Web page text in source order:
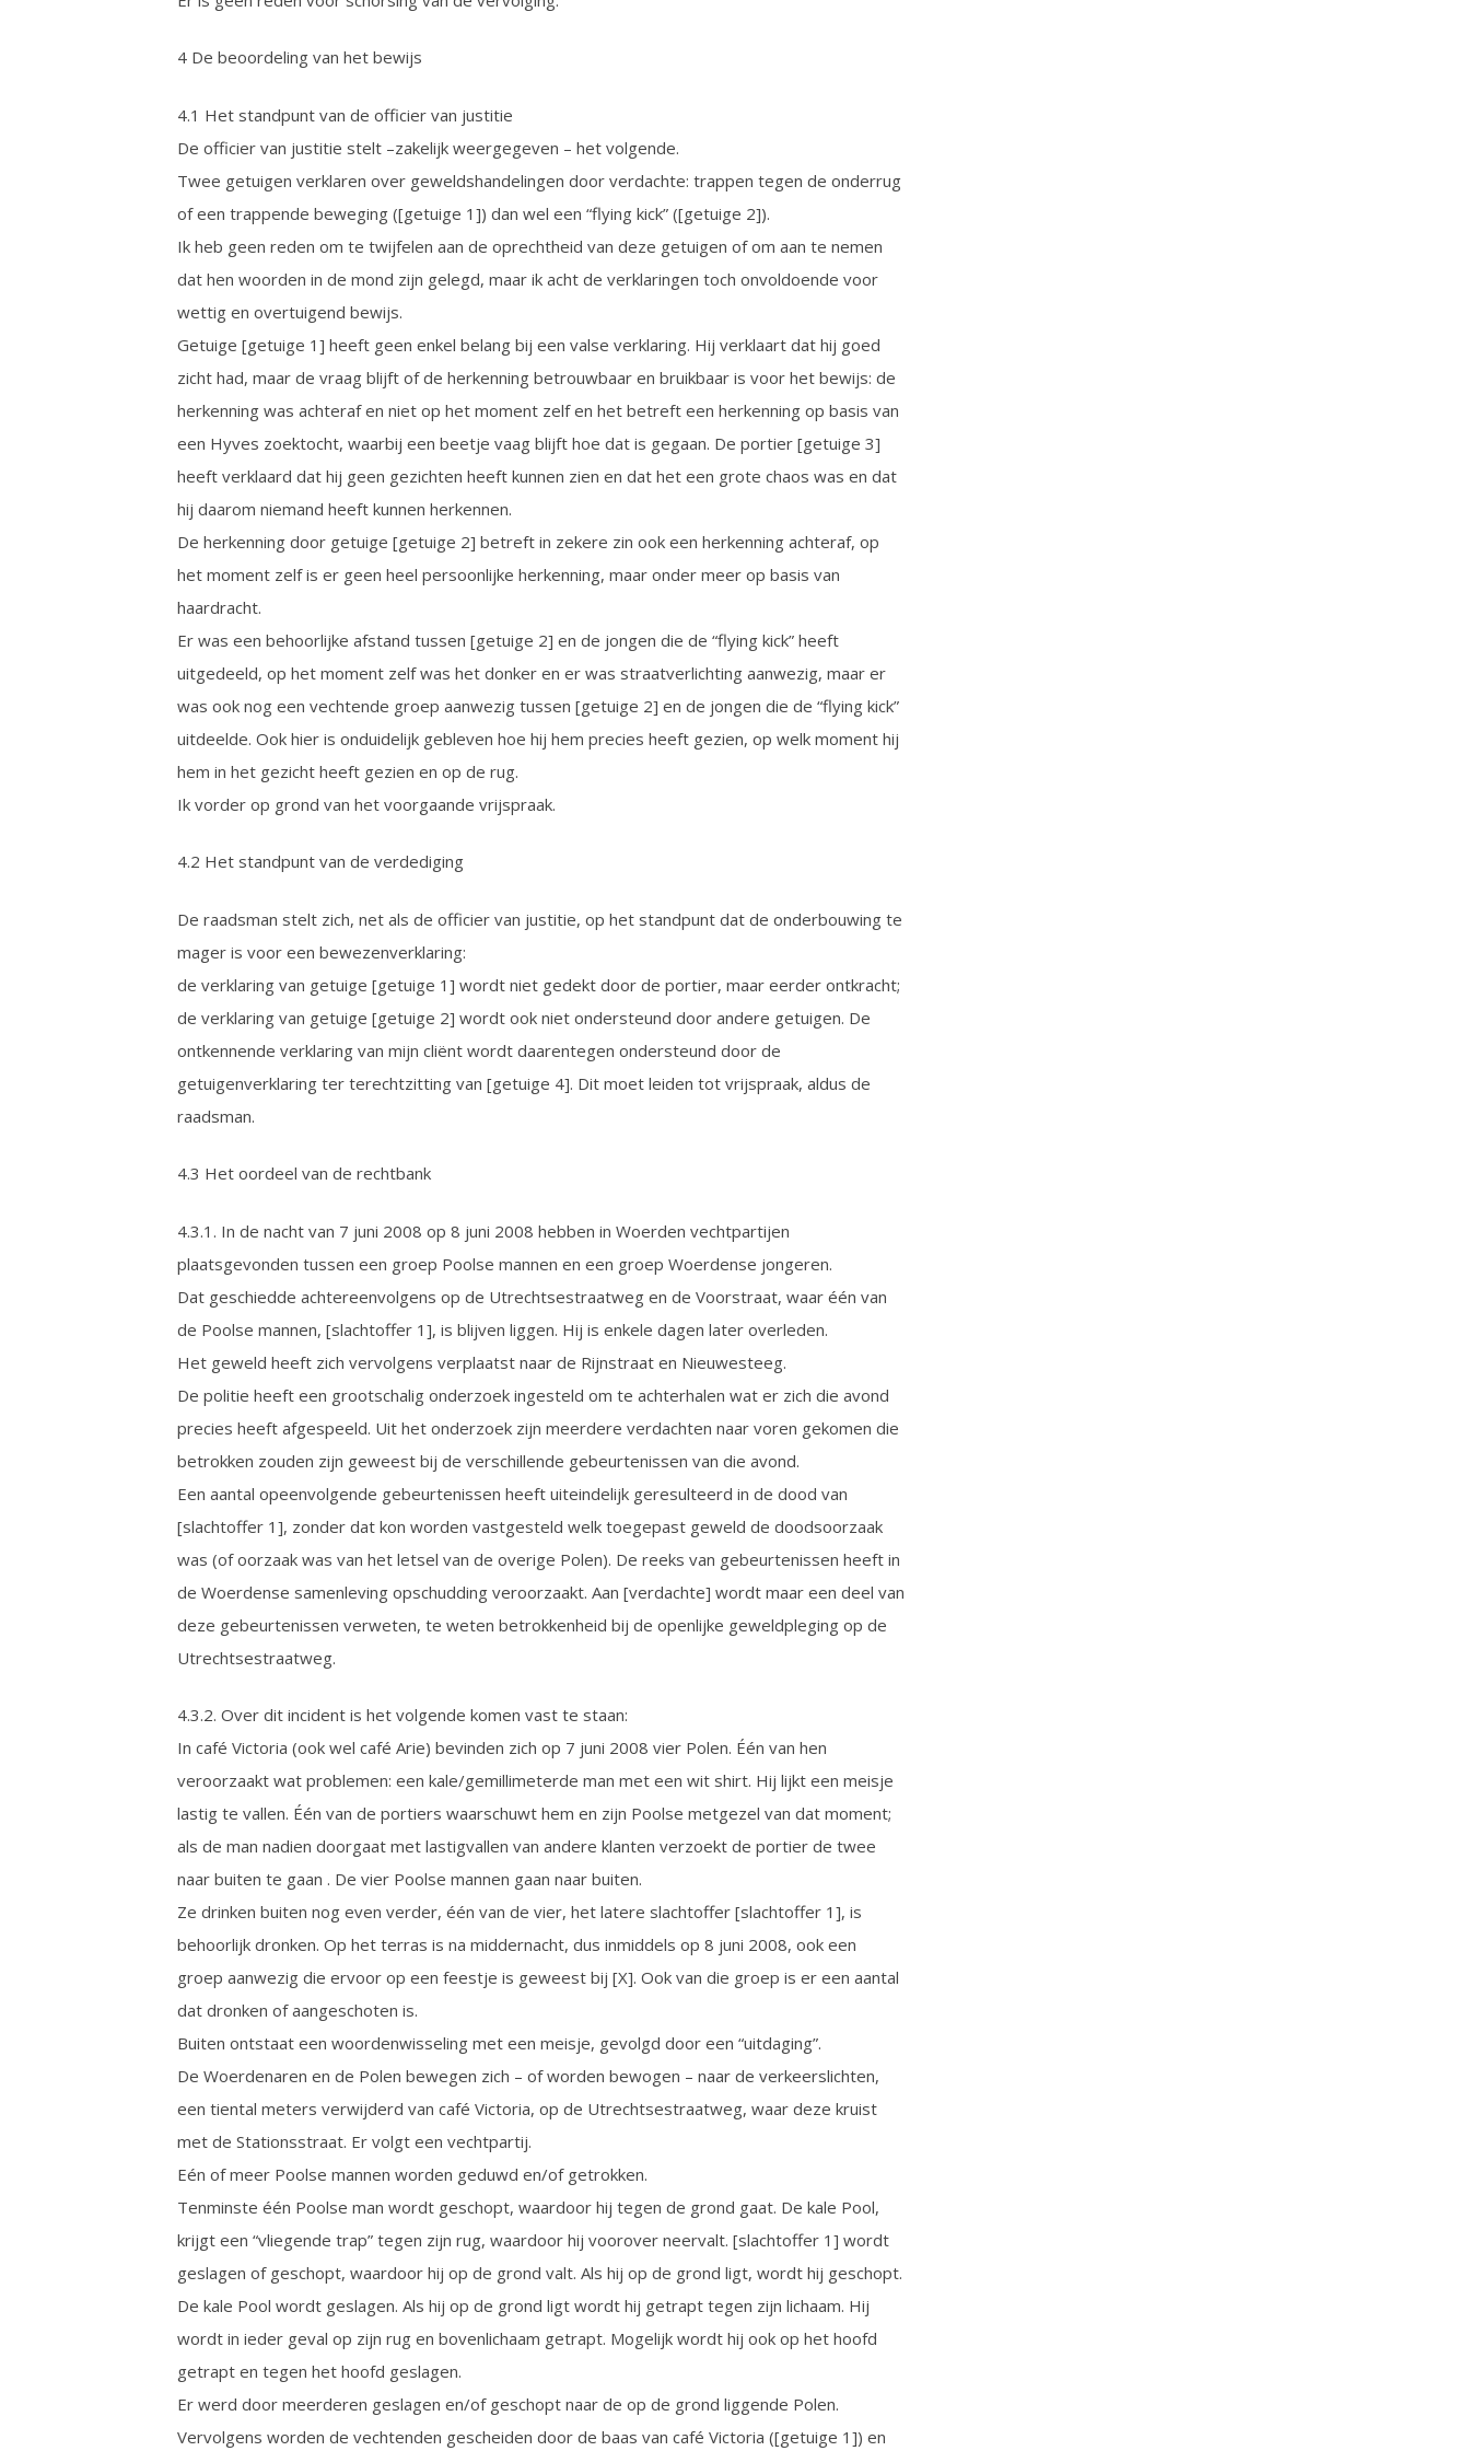
4 De beoordeling van het bewijs
4.1 Het standpunt van de officier van justitie
De officier van justitie stelt –zakelijk weergegeven – het volgende.
Twee getuigen verklaren over geweldshandelingen door verdachte: trappen tegen de onderrug
of een trappende beweging ([getuige 1]) dan wel een “flying kick” ([getuige 2]).
Ik heb geen reden om te twijfelen aan de oprechtheid van deze getuigen of om aan te nemen
dat hen woorden in de mond zijn gelegd, maar ik acht de verklaringen toch onvoldoende voor
wettig en overtuigend bewijs.
Getuige [getuige 1] heeft geen enkel belang bij een valse verklaring. Hij verklaart dat hij goed
zicht had, maar de vraag blijft of de herkenning betrouwbaar en bruikbaar is voor het bewijs: de
herkenning was achteraf en niet op het moment zelf en het betreft een herkenning op basis van
een Hyves zoektocht, waarbij een beetje vaag blijft hoe dat is gegaan. De portier [getuige 3]
heeft verklaard dat hij geen gezichten heeft kunnen zien en dat het een grote chaos was en dat
hij daarom niemand heeft kunnen herkennen.
De herkenning door getuige [getuige 2] betreft in zekere zin ook een herkenning achteraf, op
het moment zelf is er geen heel persoonlijke herkenning, maar onder meer op basis van
haardracht.
Er was een behoorlijke afstand tussen [getuige 2] en de jongen die de “flying kick” heeft
uitgedeeld, op het moment zelf was het donker en er was straatverlichting aanwezig, maar er
was ook nog een vechtende groep aanwezig tussen [getuige 2] en de jongen die de “flying kick”
uitdeelde. Ook hier is onduidelijk gebleven hoe hij hem precies heeft gezien, op welk moment hij
hem in het gezicht heeft gezien en op de rug.
Ik vorder op grond van het voorgaande vrijspraak.
4.2 Het standpunt van de verdediging
De raadsman stelt zich, net als de officier van justitie, op het standpunt dat de onderbouwing te
mager is voor een bewezenverklaring:
de verklaring van getuige [getuige 1] wordt niet gedekt door de portier, maar eerder ontkracht;
de verklaring van getuige [getuige 2] wordt ook niet ondersteund door andere getuigen. De
ontkennende verklaring van mijn cliënt wordt daarentegen ondersteund door de
getuigenverklaring ter terechtzitting van [getuige 4]. Dit moet leiden tot vrijspraak, aldus de
raadsman.
4.3 Het oordeel van de rechtbank
4.3.1. In de nacht van 7 juni 2008 op 8 juni 2008 hebben in Woerden vechtpartijen
plaatsgevonden tussen een groep Poolse mannen en een groep Woerdense jongeren.
Dat geschiedde achtereenvolgens op de Utrechtsestraatweg en de Voorstraat, waar één van
de Poolse mannen, [slachtoffer 1], is blijven liggen. Hij is enkele dagen later overleden.
Het geweld heeft zich vervolgens verplaatst naar de Rijnstraat en Nieuwesteeg.
De politie heeft een grootschalig onderzoek ingesteld om te achterhalen wat er zich die avond
precies heeft afgespeeld. Uit het onderzoek zijn meerdere verdachten naar voren gekomen die
betrokken zouden zijn geweest bij de verschillende gebeurtenissen van die avond.
Een aantal opeenvolgende gebeurtenissen heeft uiteindelijk geresulteerd in de dood van
[slachtoffer 1], zonder dat kon worden vastgesteld welk toegepast geweld de doodsoorzaak
was (of oorzaak was van het letsel van de overige Polen). De reeks van gebeurtenissen heeft in
de Woerdense samenleving opschudding veroorzaakt. Aan [verdachte] wordt maar een deel van
deze gebeurtenissen verweten, te weten betrokkenheid bij de openlijke geweldpleging op de
Utrechtsestraatweg.
4.3.2. Over dit incident is het volgende komen vast te staan:
In café Victoria (ook wel café Arie) bevinden zich op 7 juni 2008 vier Polen. Één van hen
veroorzaakt wat problemen: een kale/gemillimeterde man met een wit shirt. Hij lijkt een meisje
lastig te vallen. Één van de portiers waarschuwt hem en zijn Poolse metgezel van dat moment;
als de man nadien doorgaat met lastigvallen van andere klanten verzoekt de portier de twee
naar buiten te gaan . De vier Poolse mannen gaan naar buiten.
Ze drinken buiten nog even verder, één van de vier, het latere slachtoffer [slachtoffer 1], is
behoorlijk dronken. Op het terras is na middernacht, dus inmiddels op 8 juni 2008, ook een
groep aanwezig die ervoor op een feestje is geweest bij [X]. Ook van die groep is er een aantal
dat dronken of aangeschoten is.
Buiten ontstaat een woordenwisseling met een meisje, gevolgd door een “uitdaging”.
De Woerdenaren en de Polen bewegen zich – of worden bewogen – naar de verkeerslichten,
een tiental meters verwijderd van café Victoria, op de Utrechtsestraatweg, waar deze kruist
met de Stationsstraat. Er volgt een vechtpartij.
Eén of meer Poolse mannen worden geduwd en/of getrokken.
Tenminste één Poolse man wordt geschopt, waardoor hij tegen de grond gaat. De kale Pool,
krijgt een “vliegende trap” tegen zijn rug, waardoor hij voorover neervalt. [slachtoffer 1] wordt
geslagen of geschopt, waardoor hij op de grond valt. Als hij op de grond ligt, wordt hij geschopt.
De kale Pool wordt geslagen. Als hij op de grond ligt wordt hij getrapt tegen zijn lichaam. Hij
wordt in ieder geval op zijn rug en bovenlichaam getrapt. Mogelijk wordt hij ook op het hoofd
getrapt en tegen het hoofd geslagen.
Er werd door meerderen geslagen en/of geschopt naar de op de grond liggende Polen.
Vervolgens worden de vechtenden gescheiden door de baas van café Victoria ([getuige 1]) en